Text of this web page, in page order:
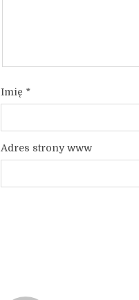
Imię *
Adres strony www